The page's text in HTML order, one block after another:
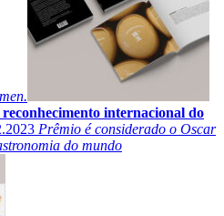
internacional do
Prêmio é considerado o Oscar
do mundo